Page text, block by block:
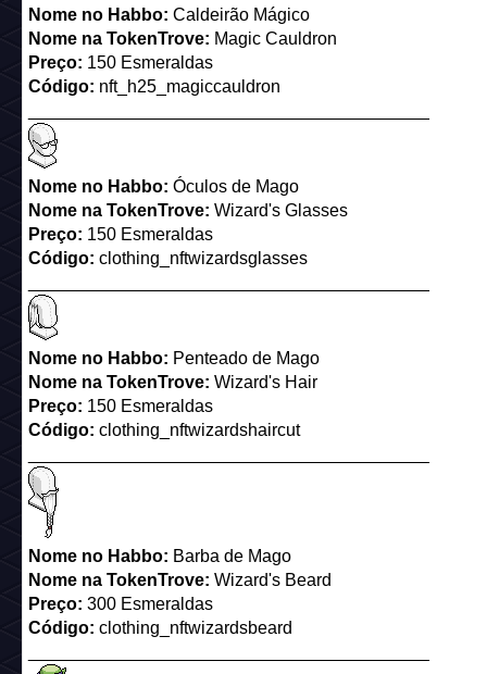
Nome no Habbo: Caldeirão Mágico
Nomena TokenTrove: Magic Cauldron
Preço: 150 Esmeraldas
Código: nft_h25_magiccauldron
Nome no Habbo: Óculos de Mago
Nomena TokenTrove: Wizard's Glasses
Preço: 150 Esmeraldas
Código: clothing_nftwizardsglasses
Nome no Habbo: Penteado de Mago
Nomena TokenTrove: Wizard's Hair
Preço: 150 Esmeraldas
Código: clothing_nftwizardshaircut
Nome no Habbo: Barba de Mago
Nomena TokenTrove: Wizard's Beard
Preço: 300 Esmeraldas
Código: clothing_nftwizardsbeard